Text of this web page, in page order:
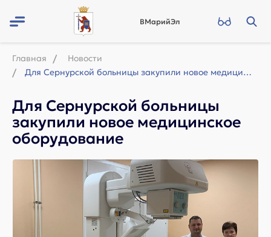
ВМарийЭл
Главная
Новости
Для Сернурской больницы закупили новое медицинское оборудование
Для Сернурской больницы
закупили новое медицинское
оборудование